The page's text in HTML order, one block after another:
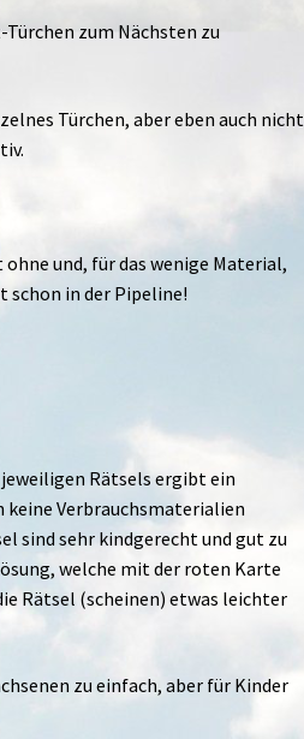
zum Nächsten zu
Türchen, aber eben auch nicht
und, für das wenige Material,
schon in der Pipeline!
Rätsels ergibt ein
keine Verbrauchsmaterialien
sind sehr kindgerecht und gut zu
welche mit der roten Karte
Rätsel (scheinen) etwas leichter
zu einfach, aber für Kinder